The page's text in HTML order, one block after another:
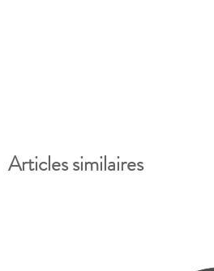
Articles similaires